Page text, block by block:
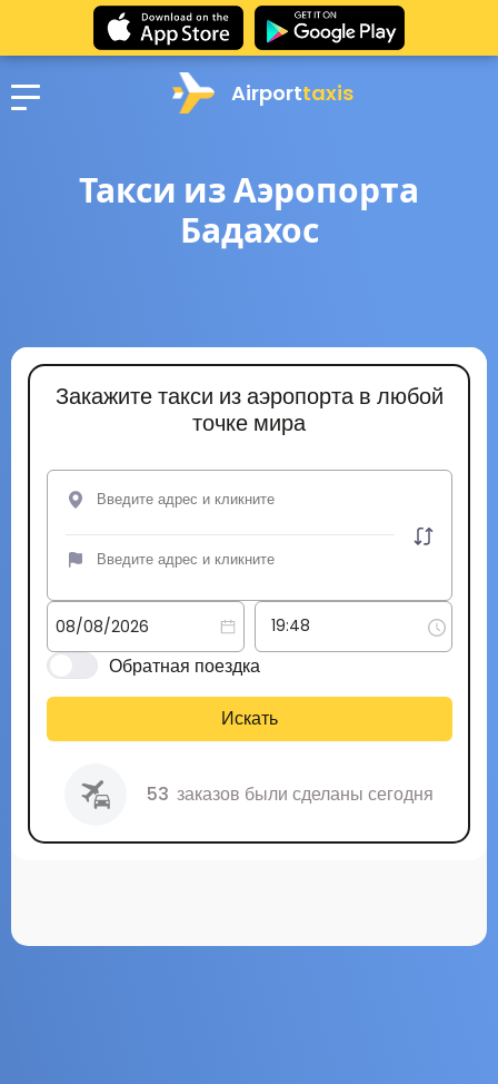
Airporttaxis
Такси из Аэропорта
Бадахос
Закажите такси из аэропорта в любой
точке мира
Обратная поездка
Искать
53 заказов были сделаны сегодня